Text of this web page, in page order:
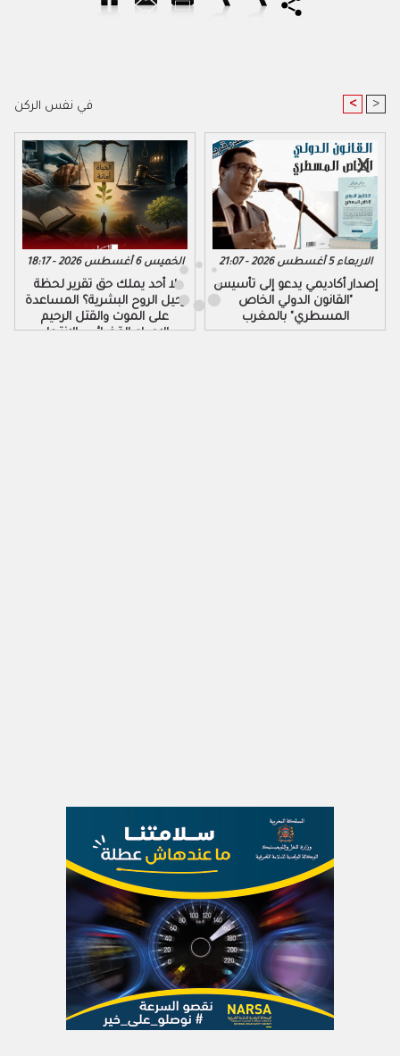
في نفس الركن < >
الخميس 6 أغسطس 2026 - 18:17
لا أحد يملك حق تقرير لحظة
رحيل الروح البشرية؟ المساعدة
على الموت والقتل الرحيم
والإعدام القضائي والانتحار...
الاربعاء 5 أغسطس 2026 - 21:07
إصدار أكاديمي يدعو إلى تأسيس
"القانون الدولي الخاص
المسطري" بالمغرب